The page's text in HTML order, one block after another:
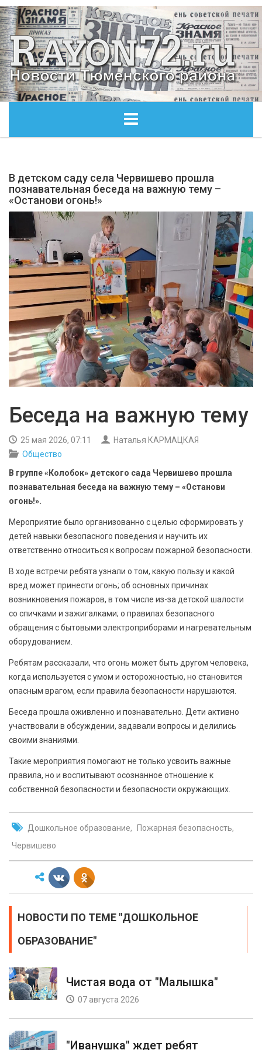
ОБЩЕСТВО
ЭКОНОМИКА
КУЛЬТУРА
БЕЗОПАСНОСТЬ
АРХИВ PDF
В детском саду села Червишево прошла
познавательная беседа на важную тему –
«Останови огонь!»
Беседа на важную тему
25 мая 2026, 07:11
Наталья КАРМАЦКАЯ
Общество
В группе «Колобок» детского сада Червишево прошла
познавательная беседа на важную тему – «Останови
огонь!».
Мероприятие было организованно с целью сформировать у
детей навыки безопасного поведения и научить их
ответственно относиться к вопросам пожарной безопасности.
В ходе встречи ребята узнали о том, какую пользу и какой
вред может принести огонь; об основных причинах
возникновения пожаров, в том числе из-за детской шалости
со спичками и зажигалками; о правилах безопасного
обращения с бытовыми электроприборами и нагревательным
оборудованием.
Ребятам рассказали, что огонь может быть другом человека,
когда используется с умом и осторожностью, но становится
опасным врагом, если правила безопасности нарушаются.
Беседа прошла оживленно и познавательно. Дети активно
участвовали в обсуждении, задавали вопросы и делились
своими знаниями.
Такие мероприятия помогают не только усвоить важные
правила, но и воспитывают осознанное отношение к
собственной безопасности и безопасности окружающих.
Дошкольное образование
Пожарная безопасность
Червишево
НОВОСТИ ПО ТЕМЕ "ДОШКОЛЬНОЕ
ОБРАЗОВАНИЕ"
Чистая вода от "Малышка"
07 августа 2026
"Иванушка" ждет ребят